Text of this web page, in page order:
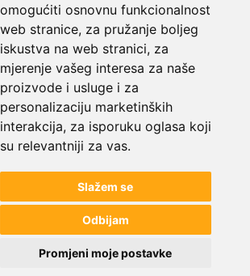
omogućiti osnovnu funkcionalnost
web stranice, za pružanje boljeg
iskustva na web stranici, za
mjerenje vašeg interesa za naše
proizvode i usluge i za
personalizaciju marketinških
interakcija, za isporuku oglasa koji
su relevantniji za vas.
Slažem se
Odbijam
Promjeni moje postavke
uvjeti korištenjaPostavke kolačića
© 2024 kodex.hr